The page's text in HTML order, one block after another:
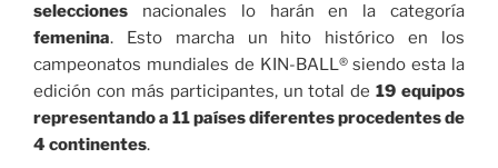
selecciones nacionales lo harán en la categoría
femenina. Esto marcha un hito histórico en los
campeonatos mundiales de KIN-BALL® siendo esta la
edición con más participantes, un total de 19 equipos
representando a 11 países diferentes procedentes de
4 continentes.